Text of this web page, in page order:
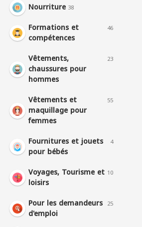
Nourriture 38
Formations et
compétences
46
Vêtements,
chaussures pour
hommes
23
Vêtements et
maquillage pour
femmes
55
Fournitures et jouets
pour bébés
4
Voyages, Tourisme et
loisirs
10
Pour les demandeurs
d'emploi
25